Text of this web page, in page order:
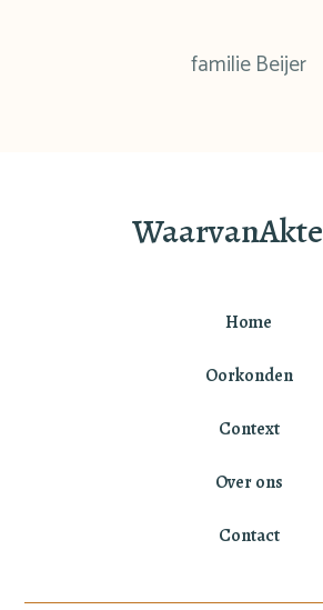
familie Beijer
WaarvanAkte
Home
Oorkonden
Context
Over ons
Contact